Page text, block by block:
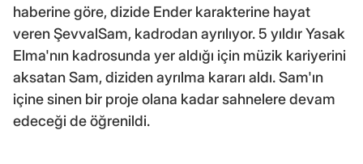
haberine göre, dizide Ender karakterine hayat
veren ŞevvalSam, kadrodan ayrılıyor. 5 yıldır Yasak
Elma'nın kadrosunda yer aldığı için müzik kariyerini
aksatan Sam, diziden ayrılma kararı aldı. Sam'ın
içine sinen bir proje olana kadar sahnelere devam
edeceği de öğrenildi.